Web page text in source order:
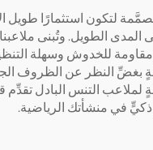
لتكون استثمارًا طويل
الطويل. وتُبنى
للخدوش وسهلة
النظر عن الظروف
التنس البادل تقدِّم
في منشأتك الرياضية.